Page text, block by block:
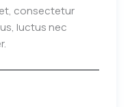
consectetur
luctus nec